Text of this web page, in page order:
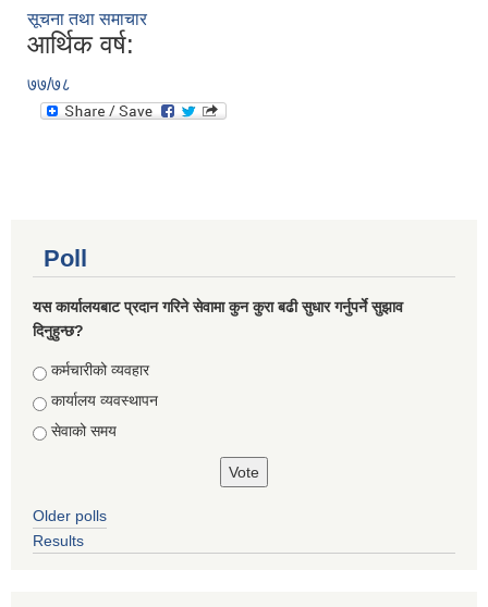
सूचना तथा समाचार
आर्थिक वर्ष:
७७/७८
Poll
यस कार्यालयबाट प्रदान गरिने सेवामा कुन कुरा बढी सुधार गर्नुपर्ने सुझाव
दिनुहुन्छ?
Choices
कर्मचारीको व्यवहार
कार्यालय व्यवस्थापन
सेवाको समय
Older polls
Results